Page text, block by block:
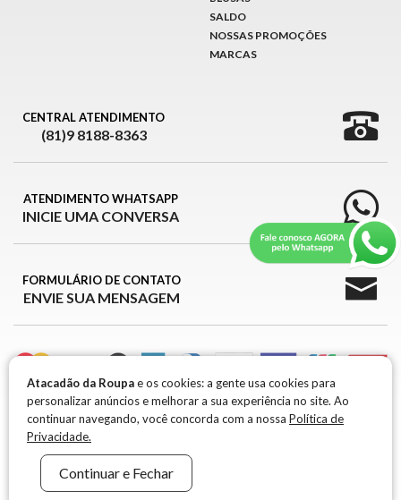
SALDO
NOSSAS PROMOÇÕES
MARCAS
CENTRAL ATENDIMENTO
(81)9 8188-8363
ATENDIMENTO WHATSAPP
INICIE UMA CONVERSA
FORMULÁRIO DE CONTATO
ENVIE SUA MENSAGEM
ATACADÃO DA ROUPA © 2026
ATACADÃO DA ROUPA © 2026 -CNPJ 39.426.709/0001-99 / IE: 0917651-96
FRANCISCA RAMOS, 301 1° ANDAR, B. BELA VISTA - SANTA CRUZ DO CAPIBARIBE -
Atacadão da Roupae os cookies: a gente usa cookies para
personalizar anúncios e melhorar a sua experiência no site. Ao
continuar navegando, você concorda com a nossa Política de
Privacidade.
Continuar e Fechar